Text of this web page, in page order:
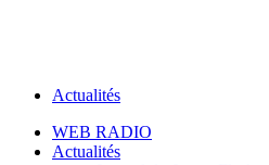
Actualités
WEB RADIO
Actualités